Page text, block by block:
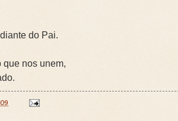
do Pai.
nos unem,